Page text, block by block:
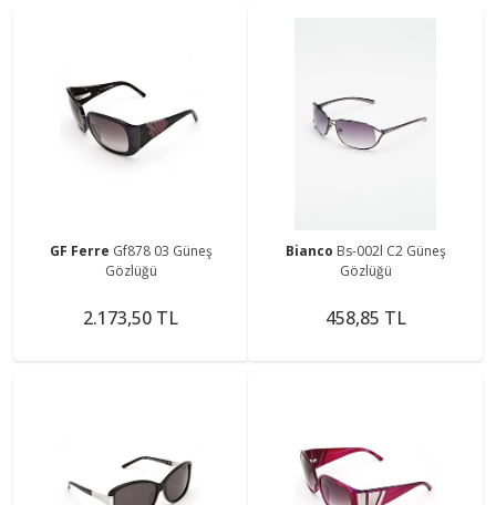
GF Ferre Gf878 03 Güneş
Gözlüğü
2.173,50 TL
Bianco Bs-002l C2 Güneş
Gözlüğü
458,85 TL